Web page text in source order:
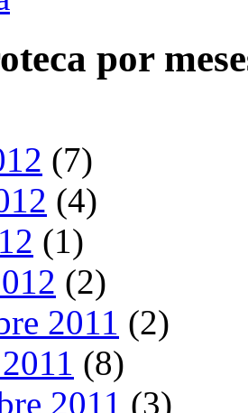
por
(7)
(4)
(1)
(2)
2011 (2)
(8)
2011 (3)